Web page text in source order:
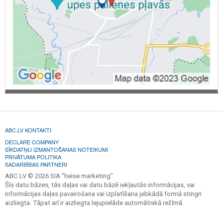
ABC.LV KONTAKTI
DECLARE COMPANY
SĪKDATŅU IZMANTOŠANAS NOTEIKUMI
PRIVĀTUMA POLITIKA
SADARBĪBAS PARTNERI
ABC.LV © 2026 SIA "heise marketing".
Šīs datu bāzes, tās daļas vai datu bāzē iekļautās informācijas, vai
informācijas daļas pavairošana vai izplatīšana jebkādā formā stingri
aizliegta. Tāpat arī ir aizliegta lejupielāde automātiskā režīmā.